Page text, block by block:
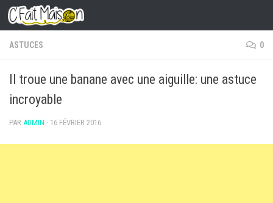
Skip to content
ASTUCES 0
Il troue une banane avec une aiguille: une astuce
incroyable
PAR ADMIN · 16 FÉVRIER 2016